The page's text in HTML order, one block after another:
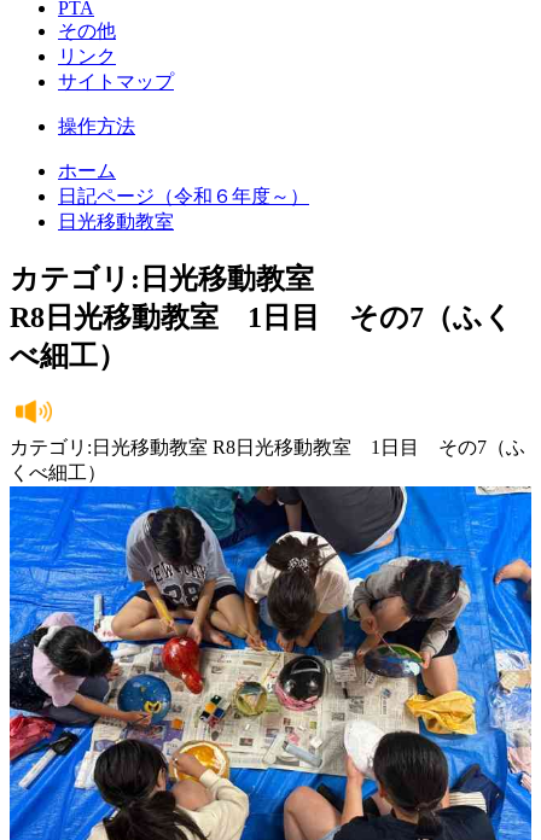
PTA
その他
リンク
サイトマップ
操作方法
ホーム
日記ページ（令和６年度～）
日光移動教室
カテゴリ:日光移動教室
R8日光移動教室 1日目 その7（ふく
べ細工）
カテゴリ:日光移動教室 R8日光移動教室 1日目 その7（ふ
くべ細工）